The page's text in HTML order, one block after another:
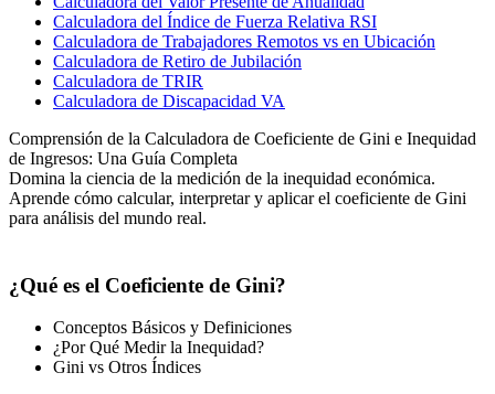
Calculadora del Índice de Fuerza Relativa RSI
Calculadora de Trabajadores Remotos vs en Ubicación
Calculadora de Retiro de Jubilación
Calculadora de TRIR
Calculadora de Discapacidad VA
Comprensión de la Calculadora de Coeficiente de Gini e Inequidad
de Ingresos: Una Guía Completa
Domina la ciencia de la medición de la inequidad económica.
Aprende cómo calcular, interpretar y aplicar el coeficiente de Gini
para análisis del mundo real.
¿Qué es el Coeficiente de Gini?
Conceptos Básicos y Definiciones
¿Por Qué Medir la Inequidad?
Gini vs Otros Índices